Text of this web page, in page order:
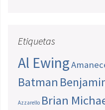
Etiquetas
Al Ewing
Batman
Azzarello Brian